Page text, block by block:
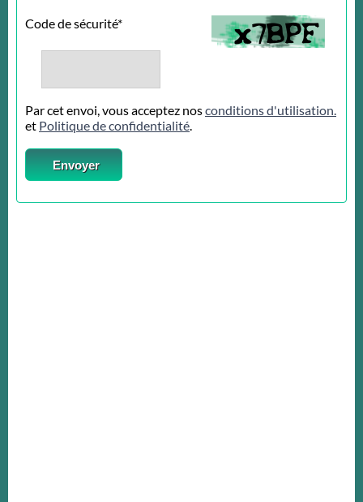
Code de sécurité*
Par cet envoi, vous acceptez nosconditions d'utilisation.
et Politique de confidentialité.